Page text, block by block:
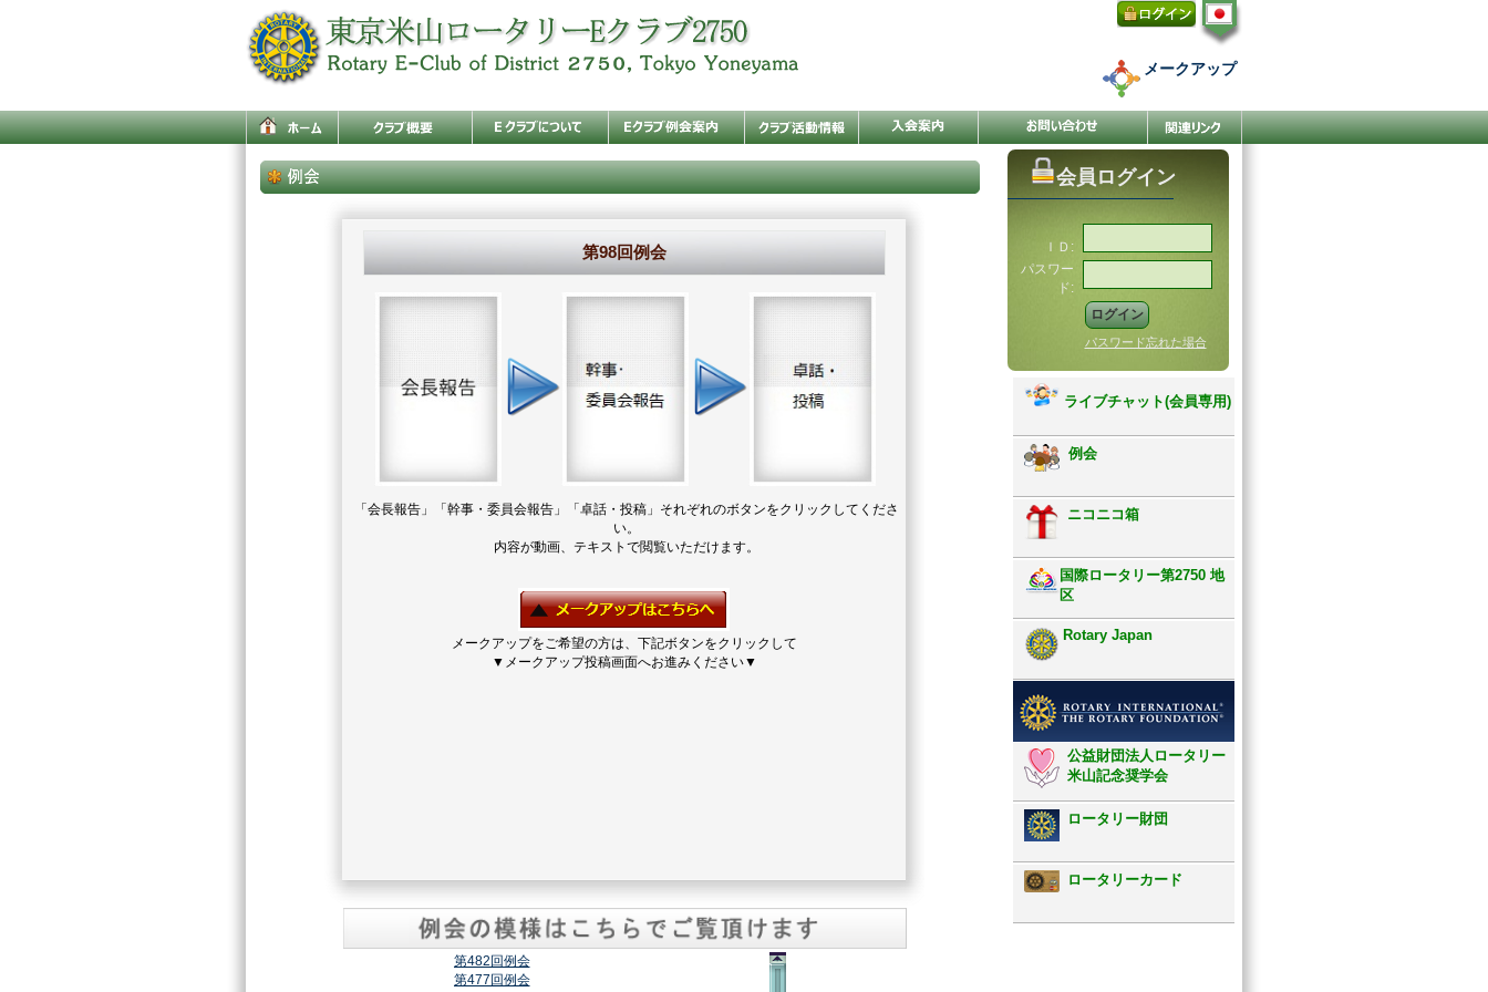
メークアップ
第98回例会
「会長報告」「幹事・委員会報告」「卓話・投稿」それぞれのボタンをクリックしてくださ
い。
内容が動画、テキストで閲覧いただけます。
メークアップをご希望の方は、下記ボタンをクリックして
▼メークアップ投稿画面へお進みください▼
第482回例会
第477回例会
会員ログイン
ＩＤ:
パスワー
ド:
パスワード忘れた場合
ライブチャット(会員専用)
例会
ニコニコ箱
国際ロータリー第2750 地
区
Rotary Japan
公益財団法人ロータリー
米山記念奨学会
ロータリー財団
ロータリーカード